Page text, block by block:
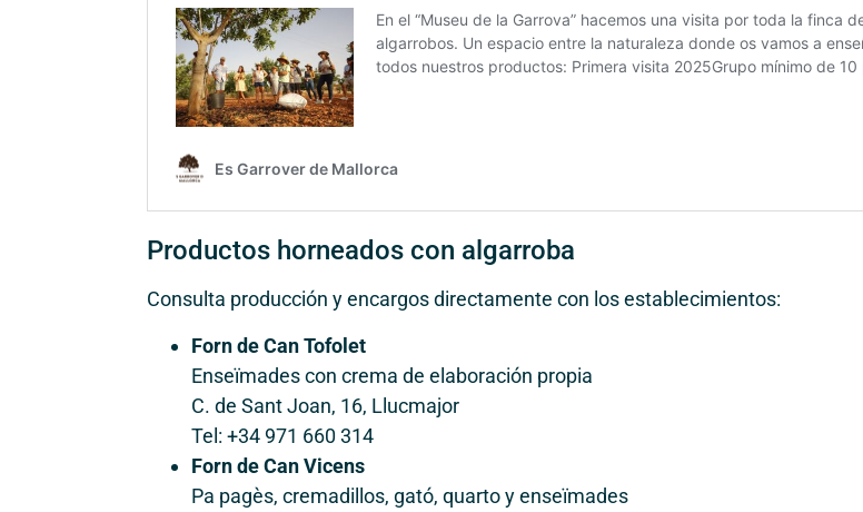
Productos horneados con algarroba
Consulta producción y encargos directamente con los establecimientos:
Forn de Can Tofolet
Enseïmades con crema de elaboración propia
C. de Sant Joan, 16, Llucmajor
Tel: +34 971 660 314
Forn de Can Vicens
Pa pagès, cremadillos, gató, quarto y enseïmades